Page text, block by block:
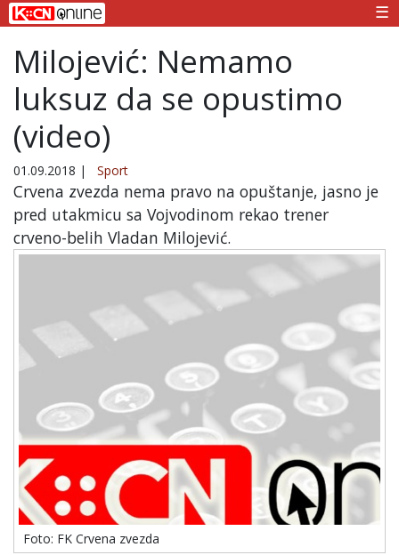
☰
Milojević: Nemamo
luksuz da se opustimo
(video)
01.09.2018 | Sport
Crvena zvezda nema pravo na opuštanje, jasno je
pred utakmicu sa Vojvodinom rekao trener
crveno-belih Vladan Milojević.
Foto: FK Crvena zvezda